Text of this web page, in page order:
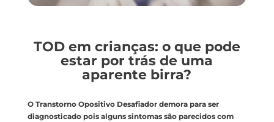
TOD em crianças: o que pode
estar por trás de uma
aparente birra?
O Transtorno Opositivo Desafiador demora para ser
diagnosticado pois alguns sintomas são parecidos com